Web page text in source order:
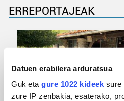
Datuen erabilera arduratsua
Guk eta gure 1022 kideek sure
zure IP zenbakia, esaterako,
ERREPORTAJEAK